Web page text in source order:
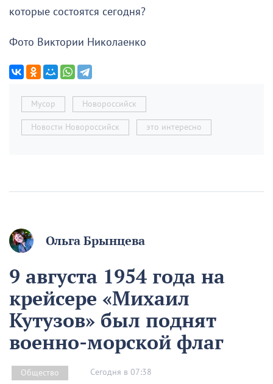
которые состоятся сегодня?
Фото Виктории Николаенко
Мусор Новороссийск
Новости Новороссийск это интересно
Ольга Брынцева
9 августа 1954 года на
крейсере «Михаил
Кутузов» был поднят
военно-морской флаг
Общество Сегодня в 07:38